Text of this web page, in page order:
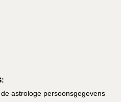
de astrologe persoonsgegevens